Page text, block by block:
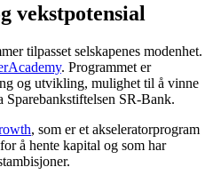
vekstpotensial
tilpasset selskapenes modenhet.
. Programmet er
og utvikling, mulighet til å vinne
SR-Bank.
, som er et akseleratorprogram
å hente kapital og som har